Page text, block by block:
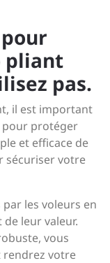
pliant
pas.
il est important
pour protéger
et efficace de
sécuriser votre
les voleurs en
leur valeur.
vous
rendrez votre